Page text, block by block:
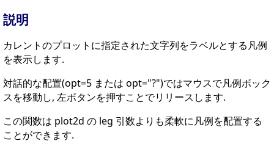
説明
カレントのプロットに指定された文字列をラベルとする凡例
を表示します.
対話的な配置(opt=5 または opt="?")ではマウスで凡例ボック
スを移動し, 左ボタンを押すことでリリースします.
この関数は plot2d の leg 引数よりも柔軟に凡例を配置する
ことができます.